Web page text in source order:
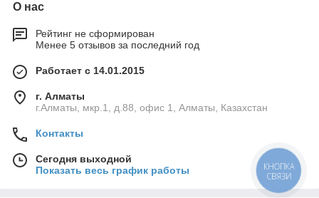
О нас
Рейтинг не сформирован
Менее 5 отзывов за последний год
Работает с 14.01.2015
г. Алматы
г.Алматы, мкр.1, д.88, офис 1, Алматы, Казахстан
Контакты
Сегодня выходной
Показать весь график работы
КНОПКА
СВЯЗИ